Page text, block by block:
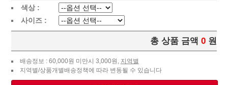
색상 :
사이즈 :
총 상품 금액 0 원
배송정보 : 60,000원 미만시 3,000원, 지역별
지역별/상품개별배송정책에 따라 변동될 수 있습니다